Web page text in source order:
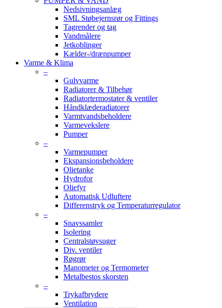
Nedsivningsanlæg
SML Støbejernsrør og Fittings
Tagrender og tag
Vandmålere
Jetkoblinger
Kælder-/drænpumper
Varme & Klima
–
Gulvvarme
Radiatorer & Tilbehør
Radiatortermostater & ventiler
Håndklæderadiatorer
Varmtvandsbeholdere
Varmevekslere
Pumper
–
Varmepumper
Ekspansionsbeholdere
Olietanke
Hydrofor
Oliefyr
Automatisk Udluftere
Differenstryk og Temperaturregulator
–
Snavssamler
Isolering
Centralstøvsuger
Div. ventiler
Røgrør
Manometer og Termometer
Metalbestos skorsten
–
Trykafbrydere
Ventilation